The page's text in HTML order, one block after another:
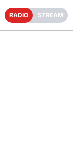
RADIO STREAM